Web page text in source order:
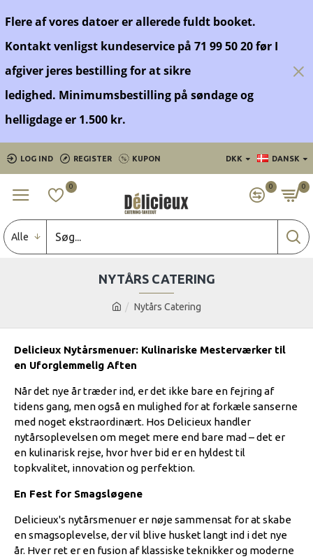
Flere af vores datoer er allerede fuldt booket.
Kontakt venligst kundeservice på 71 99 50 20 før I
afgiver jeres bestilling for at sikre
ledighed. Minimumsbestilling på søndage og
helligdage er 1.500 kr.
LOG IND REGISTER KUPON DKK DANSK
0 0 0
Alle
Nytårs Catering
NYTÅRS CATERING
Delicieux Nytårsmenuer: Kulinariske Mesterværker til
en Uforglemmelig Aften
Når det nye år træder ind, er det ikke bare en fejring af
tidens gang, men også en mulighed for at forkæle sanserne
med noget ekstraordinært. Hos Delicieux handler
nytårsoplevelsen om meget mere end bare mad – det er
en kulinarisk rejse, hvor hver bid er en hyldest til
topkvalitet, innovation og perfektion.
En Fest for Smagsløgene
Delicieux's nytårsmenuer er nøje sammensat for at skabe
en smagsoplevelse, der vil blive husket langt ind i det nye
år. Hver ret er en fusion af klassiske teknikker og moderne